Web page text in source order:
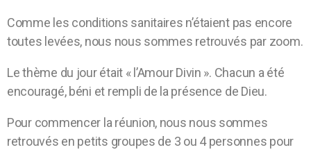
Comme les conditions sanitaires n’étaient pas encore
toutes levées, nous nous sommes retrouvés par zoom.
Le thème du jour était « l’Amour Divin ». Chacun a été
encouragé, béni et rempli de la présence de Dieu.
Pour commencer la réunion, nous nous sommes
retrouvés en petits groupes de 3 ou 4 personnes pour